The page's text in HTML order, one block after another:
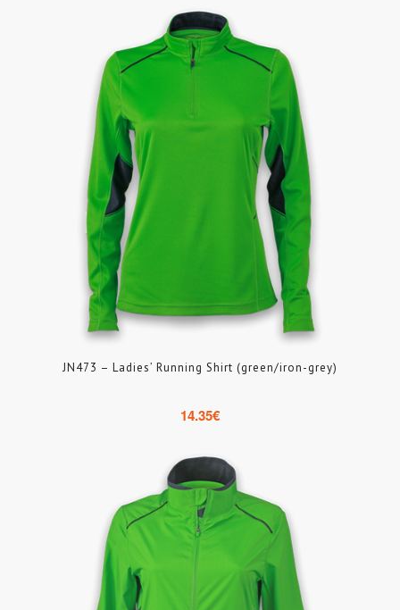
JN473 – Ladies’ Running Shirt (green/iron-grey)
14.35€